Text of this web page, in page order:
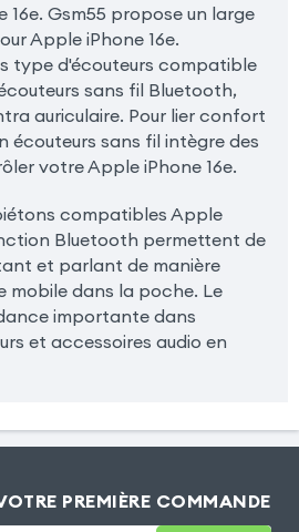
16e. Gsm55 propose un large
Apple iPhone 16e.
type d'écouteurs compatible
sans fil Bluetooth,
auriculaire. Pour lier confort
écouteurs sans fil intègre des
votre Apple iPhone 16e.
compatibles Apple
Bluetooth permettent de
et parlant de manière
mobile dans la poche. Le
importante dans
et accessoires audio en
PREMIÈRE COMMANDE